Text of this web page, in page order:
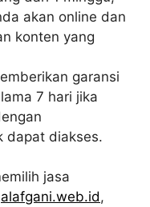
akan online dan
konten yang
garansi
7 hari jika
dapat diakses.
jasa
alafgani.web.id,